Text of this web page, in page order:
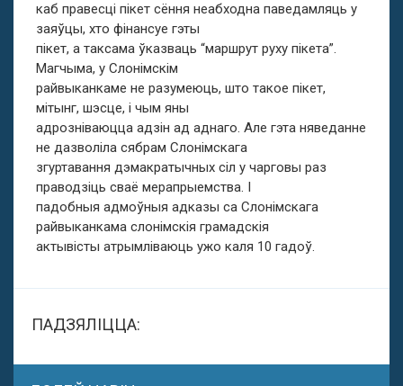
каб правесці пікет сёння неабходна паведамляць у
заяўцы, хто фінансуе гэты
пікет, а таксама ўказваць “маршрут руху пікета”.
Магчыма, у Слонімскім
райвыканкаме не разумеюць, што такое пікет,
мітынг, шэсце, і чым яны
адрозніваюцца адзін ад аднаго. Але гэта няведанне
не дазволіла сябрам Слонімскага
згуртавання дэмакратычных сіл у чарговы раз
праводзіць сваё мерапрыемства. І
падобныя адмоўныя адказы са Слонімскага
райвыканкама слонімскія грамадскія
актывісты атрымліваюць ужо каля 10 гадоў.
ПАДЗЯЛІЦЦА: